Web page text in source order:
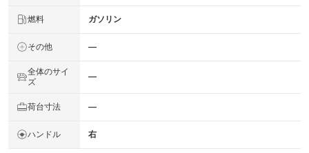
燃料 ガソリン
その他 ―
全体のサイ
ズ
―
荷台寸法 ―
ハンドル 右